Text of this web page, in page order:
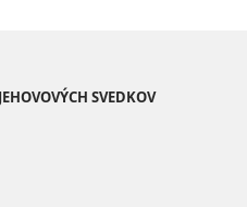
SVEDKOV